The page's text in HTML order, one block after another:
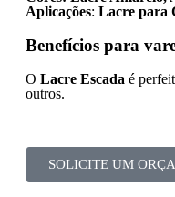
Aplicações: Lacre para
Benefícios para
O Lacre Escada é
outros.
SOLICITE UM